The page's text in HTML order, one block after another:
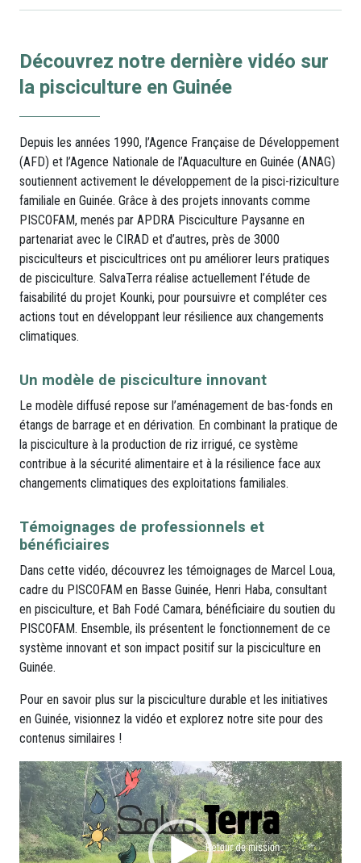
Découvrez notre dernière vidéo sur
la pisciculture en Guinée
Depuis les années 1990, l’Agence Française de Développement
(AFD) et l’Agence Nationale de l’Aquaculture en Guinée (ANAG)
soutiennent activement le développement de la pisci-riziculture
familiale en Guinée. Grâce à des projets innovants comme
PISCOFAM, menés par APDRA Pisciculture Paysanne en
partenariat avec le CIRAD et d’autres, près de 3000
pisciculteurs et piscicultrices ont pu améliorer leurs pratiques
de pisciculture. SalvaTerra réalise actuellement l’étude de
faisabilité du projet Kounki, pour poursuivre et compléter ces
actions tout en développant leur résilience aux changements
climatiques.
Un modèle de pisciculture innovant
Le modèle diffusé repose sur l’aménagement de bas-fonds en
étangs de barrage et en dérivation. En combinant la pratique de
la pisciculture à la production de riz irrigué, ce système
contribue à la sécurité alimentaire et à la résilience face aux
changements climatiques des exploitations familiales.
Témoignages de professionnels et
bénéficiaires
Dans cette vidéo, découvrez les témoignages de Marcel Loua,
cadre du PISCOFAM en Basse Guinée, Henri Haba, consultant
en pisciculture, et Bah Fodé Camara, bénéficiaire du soutien du
PISCOFAM. Ensemble, ils présentent le fonctionnement de ce
système innovant et son impact positif sur la pisciculture en
Guinée.
Pour en savoir plus sur la pisciculture durable et les initiatives
en Guinée, visionnez la vidéo et explorez notre site pour des
contenus similaires !
Lecteur
vidéo